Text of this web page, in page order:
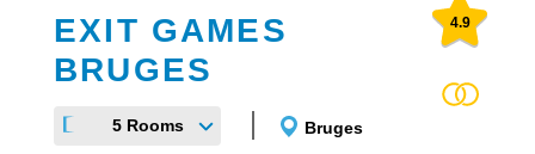
EXIT GAMES
BRUGES
4.9
5 Rooms Bruges